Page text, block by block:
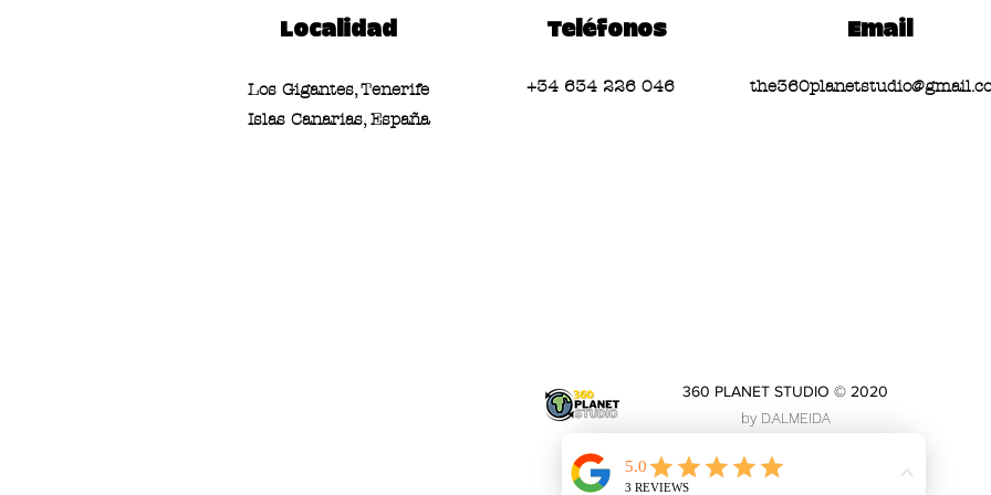
Localidad
Los Gigantes, Tenerife
Islas Canarias, España
Teléfonos
+34 634 226 046
Email
360 PLANET STUDIO © 2020
by D.ALMEIDA
the360planetstudio@gmail.com